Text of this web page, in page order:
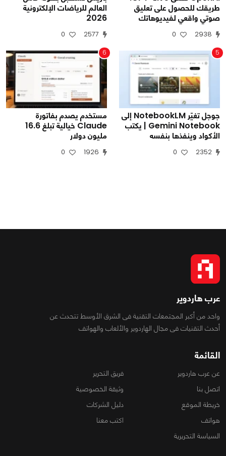
طريقك للحصول على تعليق
صوتي واقعي لفيديوهاتك
2938
0
العالم للرياضات الإلكترونية
2026
2577
0
5
جوجل تغيّر NotebookLM إلى
Gemini Notebook | يكتب
الأكواد وينفذها بنفسه
2352
0
6
مستخدم يصدم بفاتورة
Claude خيالية تبلغ 16.6
مليون دولار
1926
0
عرب هاردوير
واحد من أكبر المجتمعات التقنية فى الشرق الأوسط تتحدث عن
أحدث التقنيات فى مجال الهاردوير والألعاب والهواتف
القائمة
عن عرب هاردوير
فريق التحرير
اتصل بنا
وثيقة الخصوصية
خريطة الموقع
دليل الشركات
هواتف
اكتب معنا
السياسة التحريرية